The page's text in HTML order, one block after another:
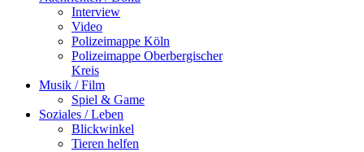
Interview
Video
Polizeimappe Köln
Polizeimappe Oberbergischer
Kreis
Musik / Film
Spiel & Game
Soziales / Leben
Blickwinkel
Tieren helfen